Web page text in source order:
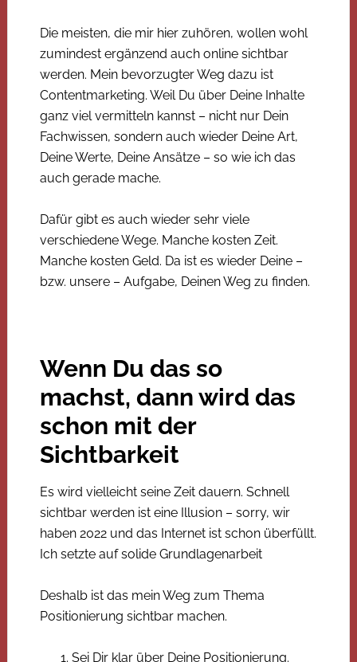
Die meisten, die mir hier zuhören, wollen wohl
zumindest ergänzend auch online sichtbar
werden. Mein bevorzugter Weg dazu ist
Contentmarketing. Weil Du über Deine Inhalte
ganz viel vermitteln kannst – nicht nur Dein
Fachwissen, sondern auch wieder Deine Art,
Deine Werte, Deine Ansätze – so wie ich das
auch gerade mache.
Dafür gibt es auch wieder sehr viele
verschiedene Wege. Manche kosten Zeit.
Manche kosten Geld. Da ist es wieder Deine –
bzw. unsere – Aufgabe, Deinen Weg zu finden.
Wenn Du das so
machst, dann wird das
schon mit der
Sichtbarkeit
Es wird vielleicht seine Zeit dauern. Schnell
sichtbar werden ist eine Illusion – sorry, wir
haben 2022 und das Internet ist schon überfüllt.
Ich setzte auf solide Grundlagenarbeit
Deshalb ist das mein Weg zum Thema
Positionierung sichtbar machen.
Sei Dir klar über Deine Positionierung.